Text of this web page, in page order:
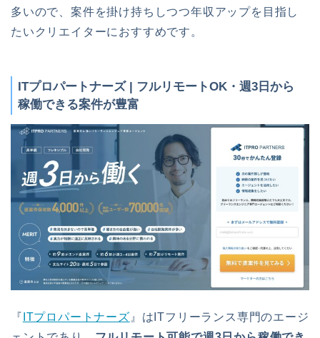
多いので、案件を掛け持ちしつつ年収アップを目指し
たいクリエイターにおすすめです。
ITプロパートナーズ | フルリモートOK・週3日から
稼働できる案件が豊富
『 ITプロパートナーズ 』はITフリーランス専門のエージ